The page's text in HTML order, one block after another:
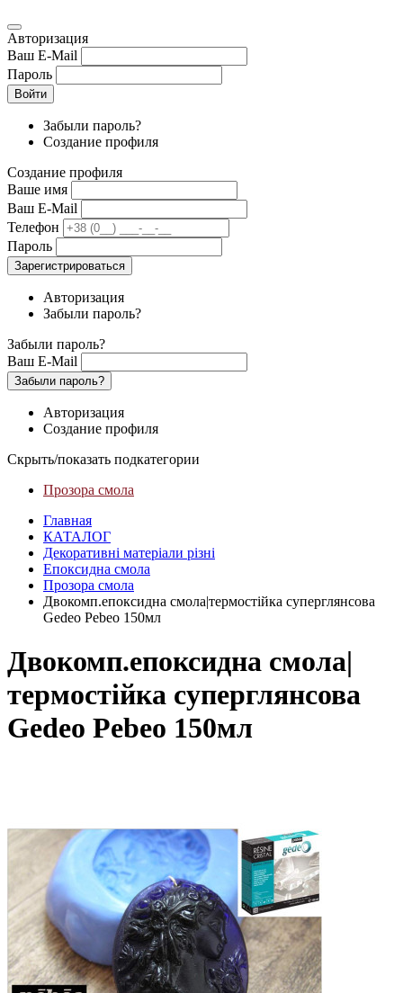
Авторизация
Ваш E-Mail
Пароль
Войти
Забыли пароль?
Создание профиля
Создание профиля
Ваше имя
Ваш E-Mail
Телефон
Пароль
Зарегистрироваться
Авторизация
Забыли пароль?
Забыли пароль?
Ваш E-Mail
Забыли пароль?
Авторизация
Создание профиля
Скрыть/показать подкатегории
Прозора смола
Главная
КАТАЛОГ
Декоративні матеріали різні
Епоксидна смола
Прозора смола
Двокомп.епоксидна смола|термостійка суперглянсова
Gedeo Pebeo 150мл
Двокомп.епоксидна смола|
термостійка суперглянсова
Gedeo Pebeo 150мл